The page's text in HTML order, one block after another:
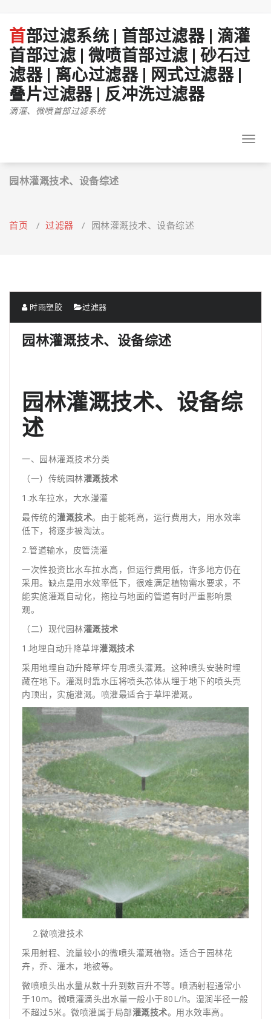
首部过滤系统 | 首部过滤器 | 滴灌
首部过滤 | 微喷首部过滤 | 砂石过
滤器 | 离心过滤器 | 网式过滤器 |
叠片过滤器 | 反冲洗过滤器
滴灌、微喷首部过滤系统
园林灌溉技术、设备综述
首页 / 过滤器 / 园林灌溉技术、设备综述
时雨塑胶 过滤器
园林灌溉技术、设备综述
园林灌溉技术、设备综
述
一、园林灌溉技术分类
（一）传统园林灌溉技术
1.水车拉水，大水漫灌
最传统的灌溉技术。由于能耗高，运行费用大，用水效率
低下，将逐步被淘汰。
2.管道输水，皮管浇灌
一次性投资比水车拉水高，但运行费用低，许多地方仍在
采用。缺点是用水效率低下，很难满足植物需水要求，不
能实施灌溉自动化，拖拉与地面的管道有时严重影响景
观。
（二）现代园林灌溉技术
1.地埋自动升降草坪灌溉技术
采用地埋自动升降草坪专用喷头灌溉。这种喷头安装时埋
藏在地下。灌溉时靠水压将喷头芯体从埋于地下的喷头壳
内顶出，实施灌溉。喷灌最适合于草坪灌溉。
2.微喷灌技术
采用射程、流量较小的微喷头灌溉植物。适合于园林花
卉，乔、灌木，地被等。
微喷喷头出水量从数十升到数百升不等。喷洒射程通常小
于10m。微喷灌滴头出水量一般小于80L/h。湿润半径一般
不超过5米。微喷灌属于局部灌溉技术。用水效率高。